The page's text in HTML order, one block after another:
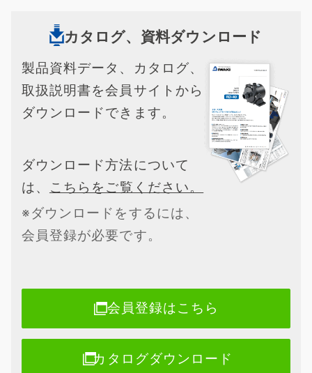
カタログ、資料ダウンロード
製品資料データ、カタログ、
取扱説明書を会員サイトから
ダウンロードできます。
ダウンロード方法について
は、 こちらをご覧ください。
※ダウンロードをするには、
会員登録が必要です。
会員登録はこちら
カタログダウンロード